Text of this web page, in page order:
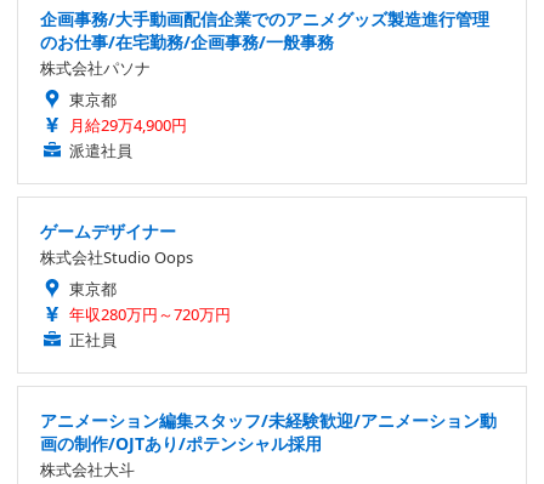
企画事務/大手動画配信企業でのアニメグッズ製造進行管理
のお仕事/在宅勤務/企画事務/一般事務
株式会社パソナ
東京都
月給29万4,900円
派遣社員
ゲームデザイナー
株式会社Studio Oops
東京都
年収280万円～720万円
正社員
アニメーション編集スタッフ/未経験歓迎/アニメーション動
画の制作/OJTあり/ポテンシャル採用
株式会社大斗